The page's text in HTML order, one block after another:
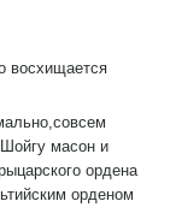
восхищается
масон и
ордена
орденом